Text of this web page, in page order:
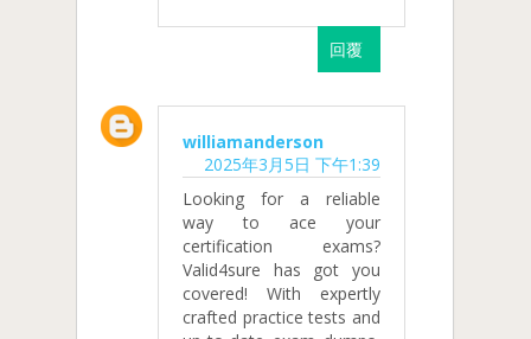
回覆
williamanderson
2025年3月5日 下午1:39
Looking for a reliable
way to ace your
certification exams?
Valid4sure has got you
covered! With expertly
crafted practice tests and